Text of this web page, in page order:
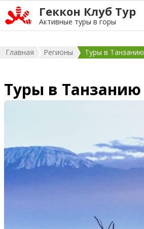
Геккон Клуб Тур
Активные туры в горы
Главная Регионы Туры в Танзанию
Туры в Танзанию